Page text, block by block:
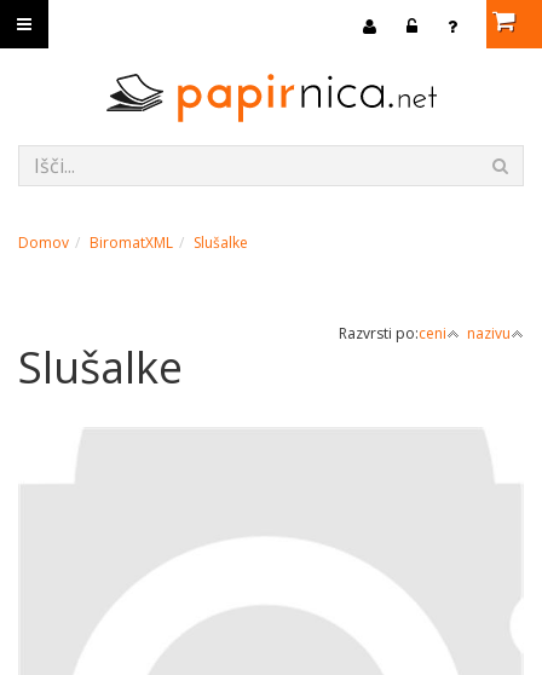
Domov BiromatXML Slušalke
Razvrsti po:ceni nazivu
Slušalke